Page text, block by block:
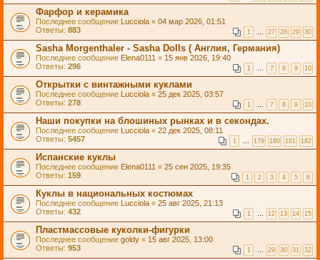
Фарфор и керамика
Последнее сообщение Lucciola « 04 мар 2026, 01:51
Ответы: 883 1 … 27 28 29 30
Sasha Morgenthaler - Sasha Dolls ( Англия, Германия)
Последнее сообщение Elena0111 « 15 янв 2026, 19:40
Ответы: 296 1 … 7 8 9 10
Открытки с винтажными куклами
Последнее сообщение Lucciola « 25 дек 2025, 03:57
Ответы: 278 1 … 7 8 9 10
Наши покупки на блошиных рынках и в секондах.
Последнее сообщение Lucciola « 22 дек 2025, 08:11
Ответы: 5457 1 … 179 180 181 182
Испанские куклы
Последнее сообщение Elena0111 « 25 сен 2025, 19:35
Ответы: 159 1 2 3 4 5 6
Куклы в национальных костюмах
Последнее сообщение Lucciola « 25 авг 2025, 21:13
Ответы: 432 1 … 12 13 14 15
Пластмассовые куколки-фигурки
Последнее сообщение goldy « 15 авг 2025, 13:00
Ответы: 953 1 … 29 30 31 32